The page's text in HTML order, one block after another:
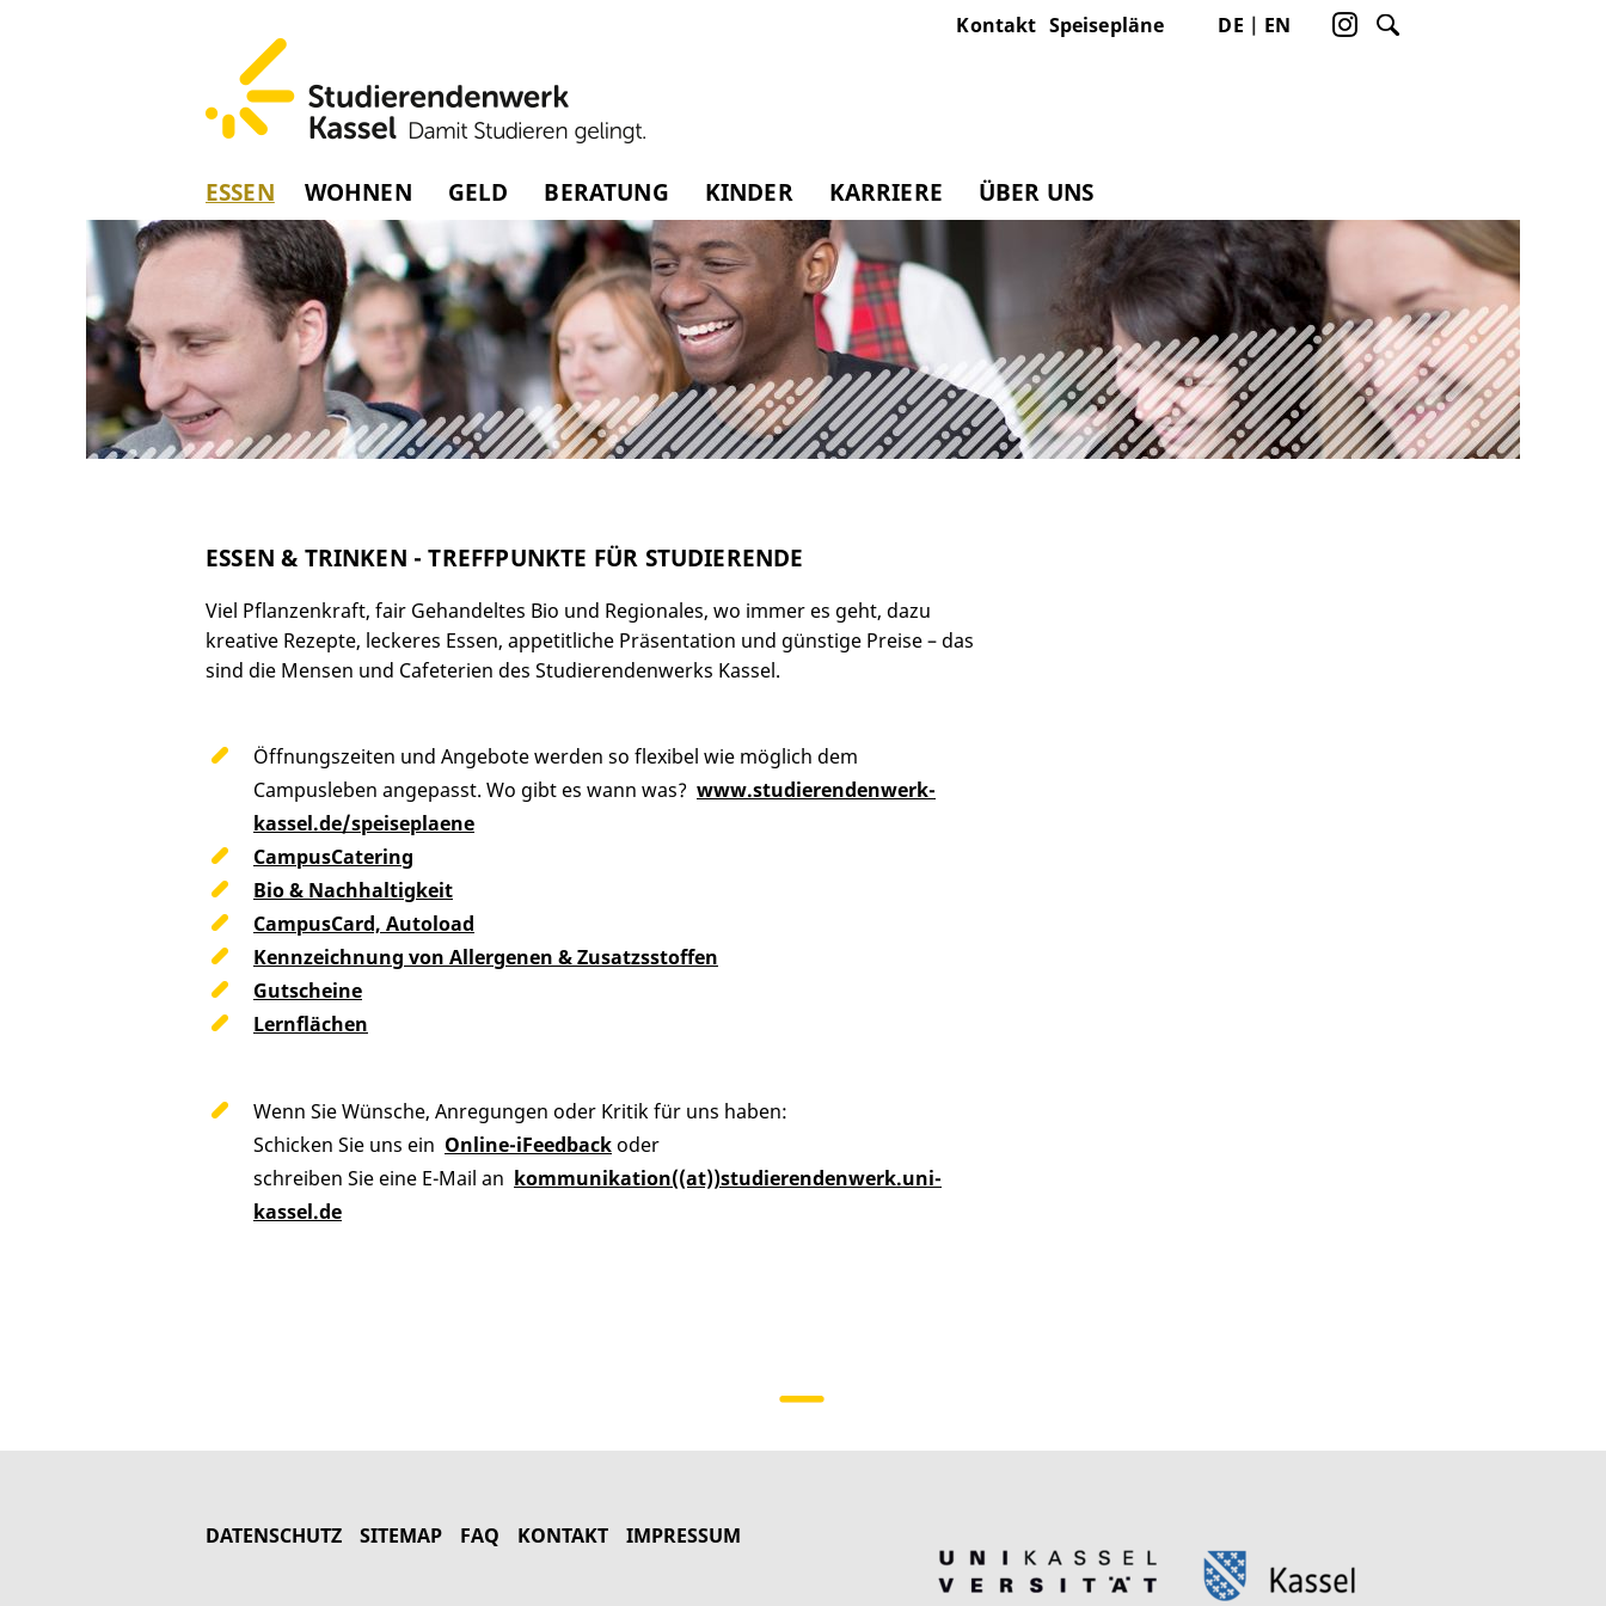
Kontakt Speisepläne DE EN
ESSEN WOHNEN GELD BERATUNG KINDER KARRIERE ÜBER UNS
ESSEN & TRINKEN - TREFFPUNKTE FÜR STUDIERENDE
Viel Pflanzenkraft, fair Gehandeltes Bio und Regionales, wo immer es geht, dazu
kreative Rezepte, leckeres Essen, appetitliche Präsentation und günstige Preise – das
sind die Mensen und Cafeterien des Studierendenwerks Kassel.
Öffnungszeiten und Angebote werden so flexibel wie möglich dem
Campusleben angepasst. Wo gibt es wann was? www.studierendenwerk-
kassel.de/speiseplaene
CampusCatering
Bio & Nachhaltigkeit
CampusCard, Autoload
Kennzeichnung von Allergenen & Zusatzsstoffen
Gutscheine
Lernflächen
Wenn Sie Wünsche, Anregungen oder Kritik für uns haben:
Schicken Sie uns ein Online-iFeedback oder
schreiben Sie eine E-Mail an kommunikation((at))studierendenwerk.uni-
kassel.de
DATENSCHUTZ SITEMAP FAQ KONTAKT IMPRESSUM